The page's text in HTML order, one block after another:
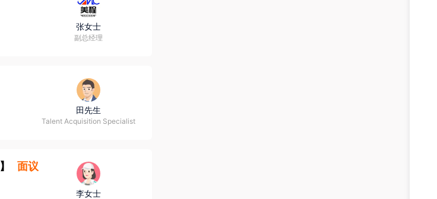
张女士
副总经理
田先生
Talent Acquisition Specialist
】 面议
李女士